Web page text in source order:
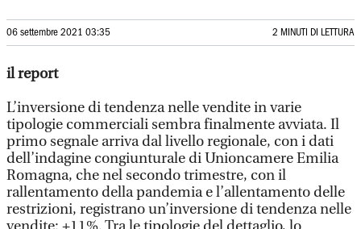
06 settembre 2021 03:35 2 MINUTI DI LETTURA
il report
L’inversione di tendenza nelle vendite in varie
tipologie commerciali sembra finalmente avviata. Il
primo segnale arriva dal livello regionale, con i dati
dell’indagine congiunturale di Unioncamere Emilia
Romagna, che nel secondo trimestre, con il
rallentamento della pandemia e l’allentamento delle
restrizioni, registrano un’inversione di tendenza nelle